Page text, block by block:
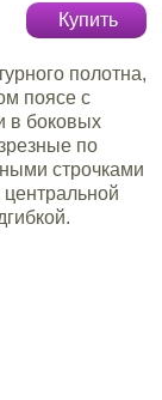
Купить
полотна,
поясе с
в боковых
по
строчками